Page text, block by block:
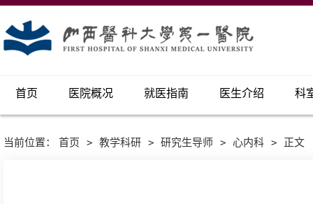
首页 医院概况 就医指南 医生介绍 科
当前位置： 首页 > 教学科研 > 研究生导师 > 心内科 > 正文